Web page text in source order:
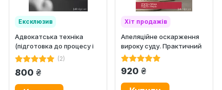
Ексклюзив
Адвокатська техніка
(підготовка до процесу і
методики переконання)
(2)
800 грн.
Хіт продажів
Ексклюзив
Апеляційне оскарження
вироку суду. Практичний
посібник
920 грн.